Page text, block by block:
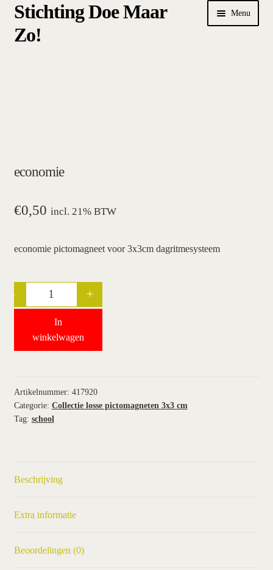
Ga
naar
Ga
de
Stichting Doe Maar
Zo!
Menu
bestellen
hoe werkt een plansysteem
wie wij zijn / contact
winkel
economie
€0,50 incl. 21% BTW
economie pictomagneet voor 3x3cm dagritmesysteem
Quantity
- +
In
winkelwagen
Artikelnummer: 417920
Categorie: Collectie losse pictomagneten 3x3 cm
Tag: school
Beschrijving
Extra informatie
Beoordelingen (0)